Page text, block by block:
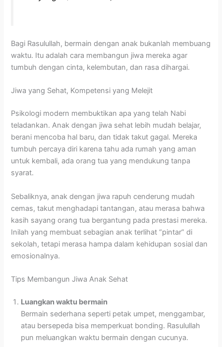
Bagi Rasulullah, bermain dengan anak bukanlah membuang
waktu. Itu adalah cara membangun jiwa mereka agar
tumbuh dengan cinta, kelembutan, dan rasa dihargai.
Jiwa yang Sehat, Kompetensi yang Melejit
Psikologi modern membuktikan apa yang telah Nabi
teladankan. Anak dengan jiwa sehat lebih mudah belajar,
berani mencoba hal baru, dan tidak takut gagal. Mereka
tumbuh percaya diri karena tahu ada rumah yang aman
untuk kembali, ada orang tua yang mendukung tanpa
syarat.
Sebaliknya, anak dengan jiwa rapuh cenderung mudah
cemas, takut menghadapi tantangan, atau merasa bahwa
kasih sayang orang tua bergantung pada prestasi mereka.
Inilah yang membuat sebagian anak terlihat “pintar” di
sekolah, tetapi merasa hampa dalam kehidupan sosial dan
emosionalnya.
Tips Membangun Jiwa Anak Sehat
Luangkan waktu bermain
Bermain sederhana seperti petak umpet, menggambar,
atau bersepeda bisa memperkuat bonding. Rasulullah
pun meluangkan waktu bermain dengan cucunya.